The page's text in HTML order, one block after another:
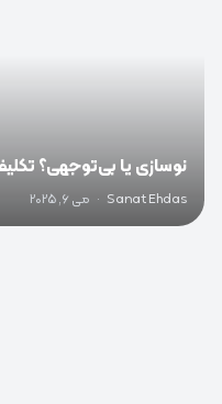
نوسازی یا بی‌توجهی؟
Sanat Ehdas
· می 6, 2025